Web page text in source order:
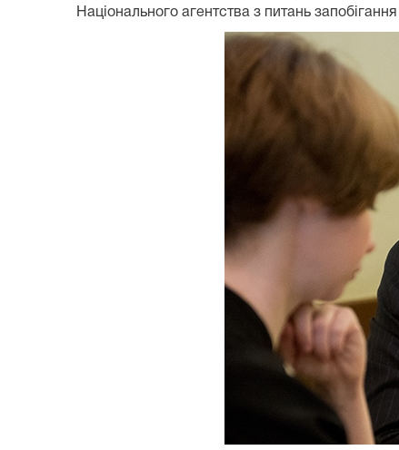
Національного агентства з питань запобігання